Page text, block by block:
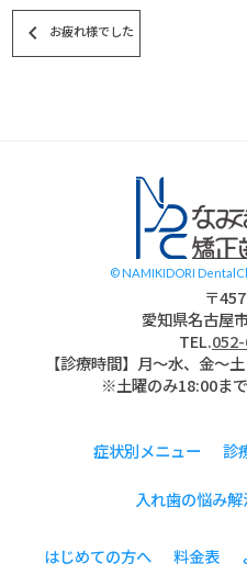
keyboard_arrow_left お疲れ様でした
© NAMIKIDORI
〒
愛知県名古屋
TEL.
【診療時間】月〜水、金
※土曜のみ18:00ま
症状別メニュー 診
入れ歯の悩み解
はじめての方へ 料金表